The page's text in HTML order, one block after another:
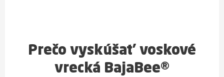
Prečo vyskúšať voskové
vrecká BajaBee®